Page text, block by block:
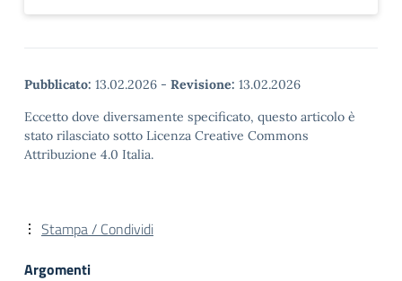
Pubblicato: 13.02.2026 - Revisione: 13.02.2026
Eccetto dove diversamente specificato, questo articolo è
stato rilasciato sotto Licenza Creative Commons
Attribuzione 4.0 Italia.
Stampa / Condividi
Argomenti